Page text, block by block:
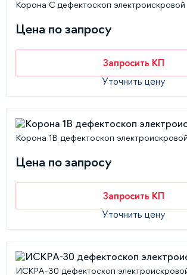
Корона С дефектоскоп электроискровой
Цена по запросу
Запросить КП
Уточнить цену
Корона 1В дефектоскоп электроискровой
Цена по запросу
Запросить КП
Уточнить цену
ИСКРА-30 дефектоскоп